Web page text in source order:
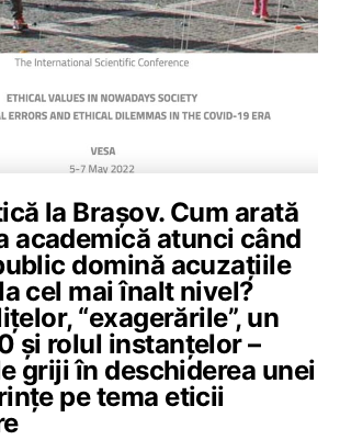
la Brașov. Cum arată
academică atunci când
domină acuzațiile
cel mai înalt nivel?
“exagerările”, un
și rolul instanțelor –
griji în deschiderea unei
pe tema eticii